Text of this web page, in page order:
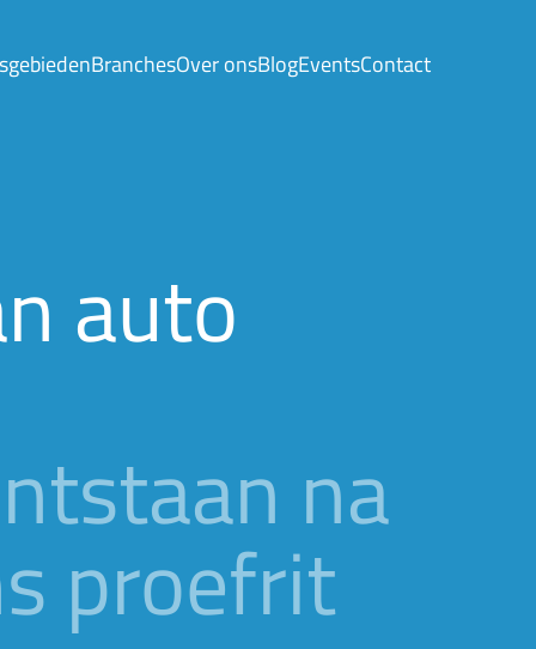
BranchesOver onsBlogEventsContact
auto
na
proefrit